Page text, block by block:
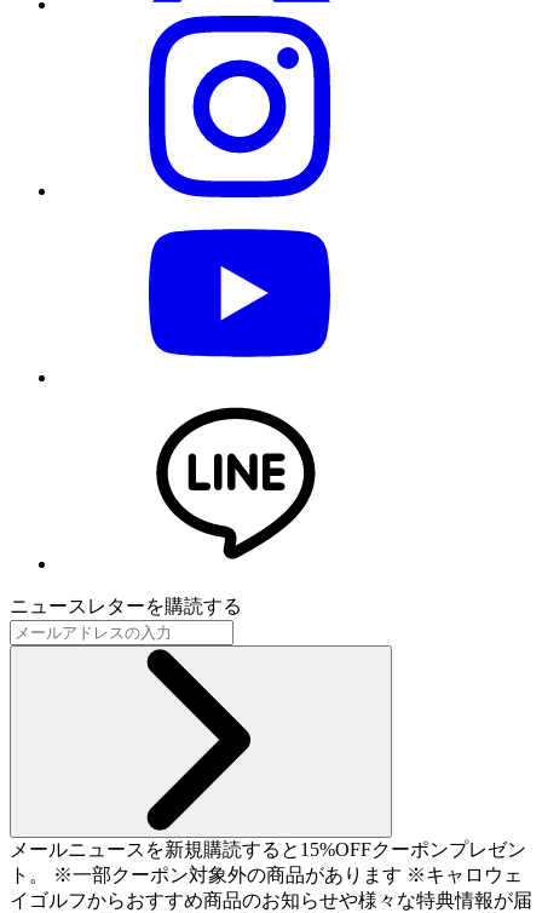
ニュースレターを購読する
メールニュースを新規購読すると15%OFFクーポンプレゼン
ト。 ※一部クーポン対象外の商品があります ※キャロウェ
イゴルフからおすすめ商品のお知らせや様々な特典情報が届